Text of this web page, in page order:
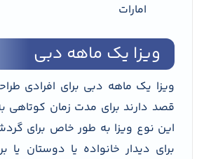
امارات
ویزا یک ماهه دبی
ویزا یک ماهه دبی برای افرادی
قصد دارند برای مدت زمان کوتاهی
این نوع ویزا به طور خاص برای
برای دیدار خانواده یا دوستان یا